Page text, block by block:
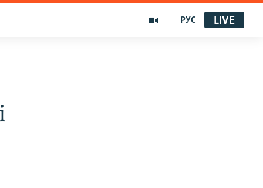
РУС LIVE